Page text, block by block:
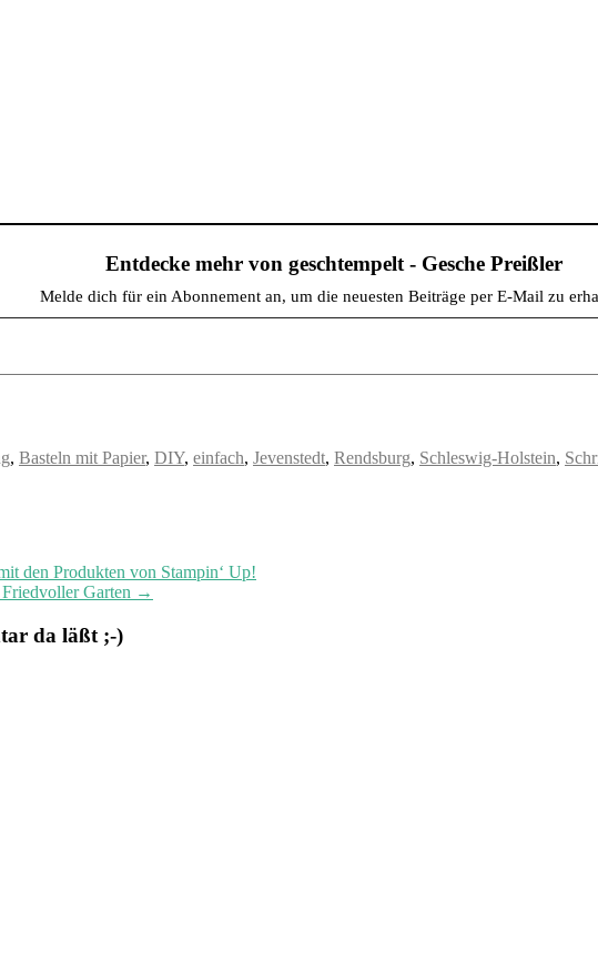
Entdecke mehr von geschtempelt - Gesche Preißler
Melde dich für ein Abonnement an, um die neuesten Beiträge per E-Mail zu
, Basteln mit Papier, DIY, einfach, Jevenstedt, Rendsburg, Schleswig-Holstein,
den Produkten von Stampin‘ Up!
Garten →
da läßt ;-)